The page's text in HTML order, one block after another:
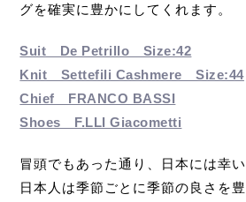
グを確実に豊かにしてくれます。
Suit De Petrillo Size:42
Knit Settefili Cashmere Size:44
Chief FRANCO BASSI
Shoes F.LLI Giacometti
冒頭でもあった通り、日本には幸
日本人は季節ごとに季節の良さを